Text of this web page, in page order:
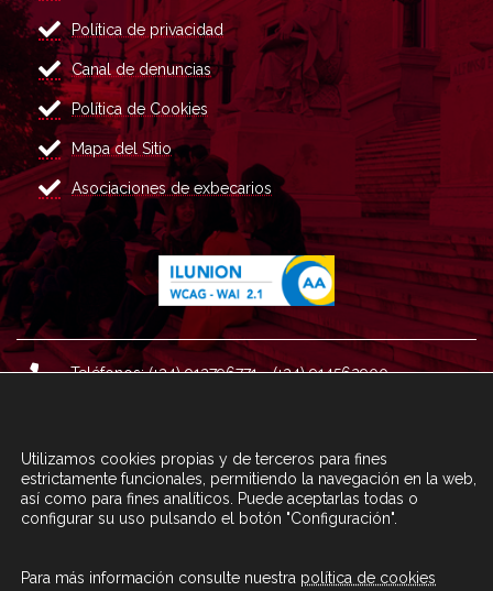
Política de privacidad
Canal de denuncias
Política de Cookies
Mapa del Sitio
Asociaciones de exbecarios
Teléfonos: (+34) 913796771 - (+34) 914562900
Correo : informacion@fundacioncarolina.es
CONTACTA CON FCA TRAVÉS DEL
Utilizamos cookies propias y de terceros para fines
estrictamente funcionales, permitiendo la navegación en la web,
así como para fines analíticos. Puede aceptarlas todas o
configurar su uso pulsando el botón "Configuración".
Para más información consulte nuestra política de cookies